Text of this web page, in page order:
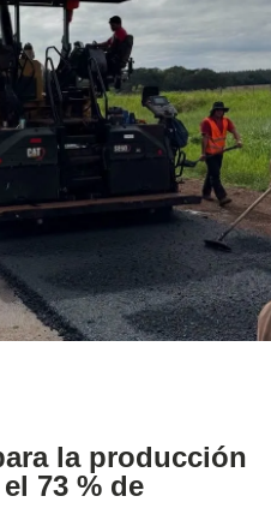
la producción
73 % de